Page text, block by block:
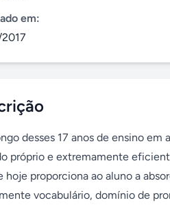
em:
desses 17 anos de ensino
próprio e extremamente
hoje proporciona ao aluno a
vocabulário, domínio de